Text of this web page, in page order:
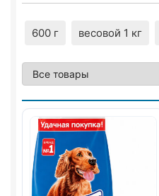
600 г весовой 1 кг